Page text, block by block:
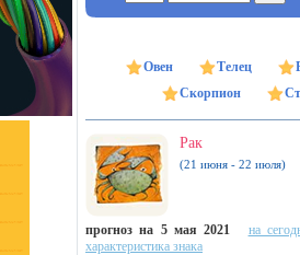
Овен Телец
Скорпион
Рак
(21 июня - 22 июля)
прогноз на 5 мая 2021
на
характеристика знака